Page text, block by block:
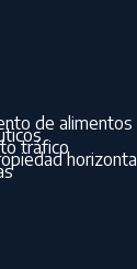
de alimentos
tráfico
horizontal